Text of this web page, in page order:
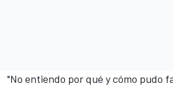
"No entiendo por qué y cómo pudo